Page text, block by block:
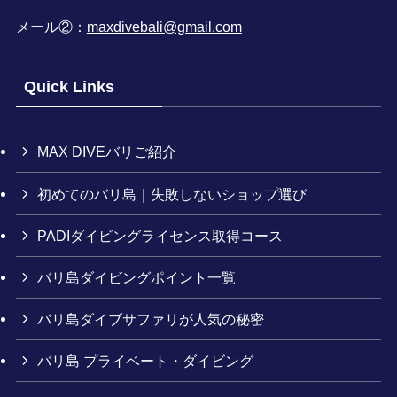
メール②： maxdivebali@gmail.com
Quick Links
MAX DIVEバリご紹介
初めてのバリ島｜失敗しないショップ選び
PADIダイビングライセンス取得コース
バリ島ダイビングポイント一覧
バリ島ダイブサファリが人気の秘密
バリ島 プライベート・ダイビング